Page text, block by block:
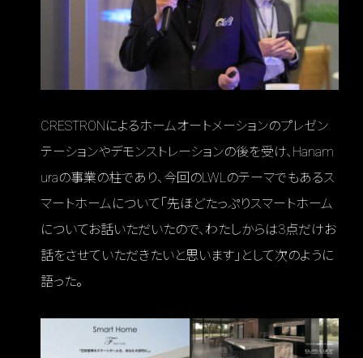
CRESTRONによるホームオートメーションのプレゼン
テーションやデモンストレーションの後を受け、Hanam
uraの事業の柱であり、今回のLWLのテーマでもあるス
マートホームについて「先ほどたっぷりスマートホーム
についてお話いただいたので、わたしからは3点だけお
話をさせていただきたいと思います」として次のように
語った。